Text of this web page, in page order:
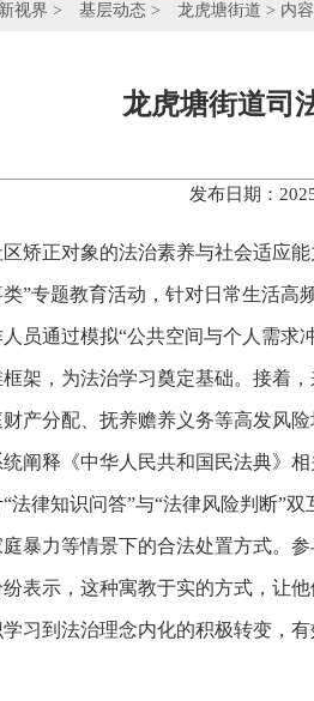
新视界 > 基层动态 > 龙虎塘街道 > 内容
龙虎塘街道司
发布日期：
矫正对象的法治素养与社会适应
”专题教育活动，针对日常生活高
员通过模拟“公共空间与个人需求
架，为法治学习奠定基础。接着
产分配、抚养赡养义务等高发风
阐释《中华人民共和国民法典》
法律知识问答”与“法律风险判断”
暴力等情景下的合法处置方式。
表示，这种寓教于实的方式，让
习到法治理念内化的积极转变，